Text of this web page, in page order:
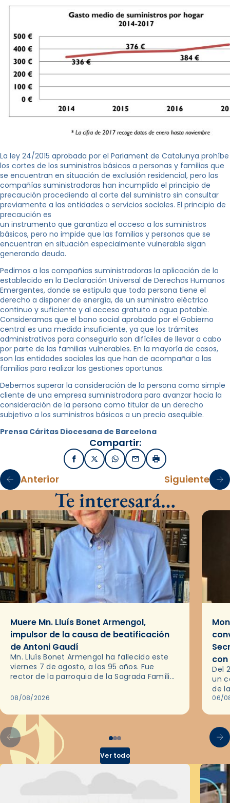
La ley 24/2015 aprobada por el Parlament de Catalunya prohíbe
los cortes de los suministros básicos a personas y familias que
se encuentran en situación de exclusión residencial, pero las
compañías suministradoras han incumplido el principio de
precaución procediendo al corte del suministro sin consultar
previamente a las entidades o servicios sociales. El principio de
precaución es
un instrumento que garantiza el acceso a los suministros
básicos, pero no impide que las familias y personas que se
encuentran en situación especialmente vulnerable sigan
generando deuda.
Pedimos a las compañías suministradoras la aplicación de lo
establecido en la Declaración Universal de Derechos Humanos
Emergentes, donde se estipula que toda persona tiene el
derecho a disponer de energía, de un suministro eléctrico
continuo y suficiente y al acceso gratuito a agua potable.
Consideramos que el bono social aprobado por el Gobierno
central es una medida insuficiente, ya que los trámites
administrativos para conseguirlo son difíciles de llevar a cabo
por parte de las familias vulnerables. En la mayoría de casos,
son las entidades sociales las que han de acompañar a las
familias para realizar las gestiones oportunas.
Debemos superar la consideración de la persona como simple
cliente de una empresa suministradora para avanzar hacia la
consideración de la persona como titular de un derecho
subjetivo a los suministros básicos a un precio asequible.
Prensa Cáritas Diocesana de Barcelona
Compartir:
FacebookX / TwitterWhatsApp
EmailImprimir
Anterior Siguiente
Te interesará…
Muere Mn. Lluís Bonet Armengol,
impulsor de la causa de beatificación
de Antoni Gaudí
Mn. Lluís Bonet Armengol ha fallecido este
viernes 7 de agosto, a los 95 años. Fue
rector de la parroquia de la Sagrada Família
08/08/2026
Del
un
de
en
06/
Ver todo